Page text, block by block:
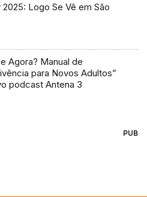
2025: Logo Se Vê em São
Agora? Manual de
para Novos Adultos”
podcast Antena 3
PUB